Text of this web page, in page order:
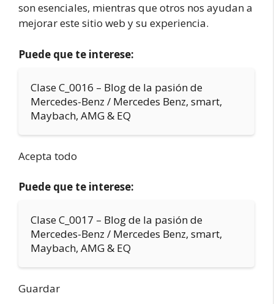
son esenciales, mientras que otros nos ayudan a
mejorar este sitio web y su experiencia.
Puede que te interese:
Clase C_0016 – Blog de la pasión de
Mercedes-Benz / Mercedes Benz, smart,
Maybach, AMG & EQ
Acepta todo
Puede que te interese:
Clase C_0017 – Blog de la pasión de
Mercedes-Benz / Mercedes Benz, smart,
Maybach, AMG & EQ
Guardar